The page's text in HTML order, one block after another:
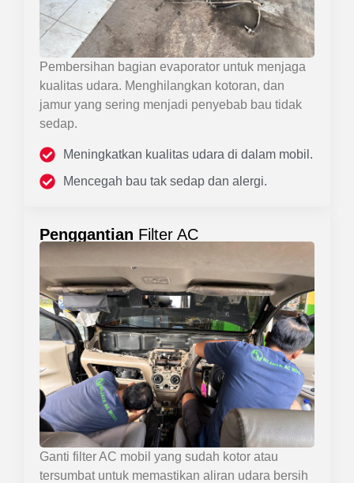
Pembersihan bagian evaporator untuk menjaga
kualitas udara. Menghilangkan kotoran, dan
jamur yang sering menjadi penyebab bau tidak
sedap.
Meningkatkan kualitas udara di dalam mobil.
Mencegah bau tak sedap dan alergi.
Penggantian Filter AC
Ganti filter AC mobil yang sudah kotor atau
tersumbat untuk memastikan aliran udara bersih